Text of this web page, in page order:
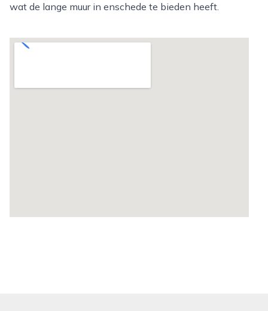
wat de lange muur in enschede te bieden heeft.